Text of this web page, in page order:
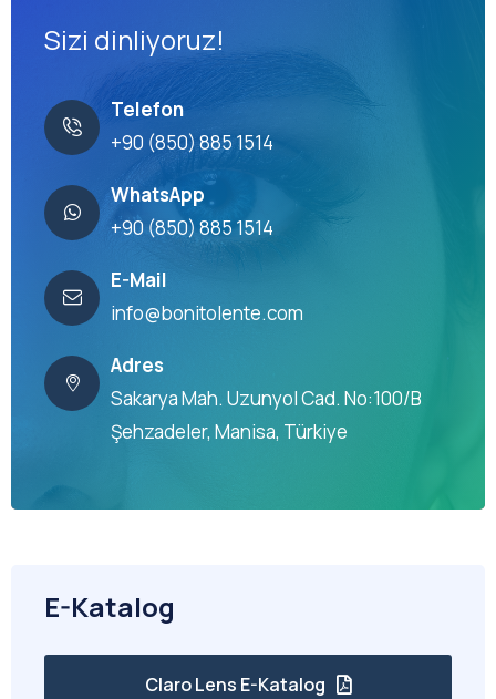
Sizi dinliyoruz!
Telefon
+90 (850) 885 1514
WhatsApp
+90 (850) 885 1514
E-Mail
info@bonitolente.com
Adres
Sakarya Mah. Uzunyol Cad. No:100/B
Şehzadeler, Manisa, Türkiye
E-Katalog
Claro Lens E-Katalog